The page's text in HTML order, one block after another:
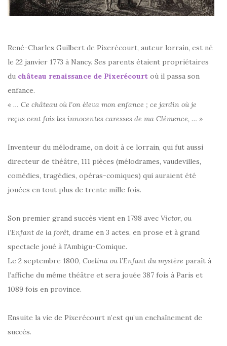
René-Charles Guilbert de Pixerécourt, auteur lorrain, est né
le 22 janvier 1773 à Nancy. Ses parents étaient propriétaires
du château renaissance de Pixerécourt où il passa son
enfance.
« … Ce château où l’on éleva mon enfance ; ce jardin où je
reçus cent fois les innocentes caresses de ma Clémence, … »
Inventeur du mélodrame, on doit à ce lorrain, qui fut aussi
directeur de théâtre, 111 pièces (mélodrames, vaudevilles,
comédies, tragédies, opéras-comiques) qui auraient été
jouées en tout plus de trente mille fois.
Son premier grand succès vient en 1798 avec Victor, ou
l’Enfant de la forêt, drame en 3 actes, en prose et à grand
spectacle joué à l’Ambigu-Comique.
Le 2 septembre 1800, Coelina ou l’Enfant du mystère paraît à
l’affiche du même théâtre et sera jouée 387 fois à Paris et
1089 fois en province.
Ensuite la vie de Pixerécourt n’est qu’un enchaînement de
succès.